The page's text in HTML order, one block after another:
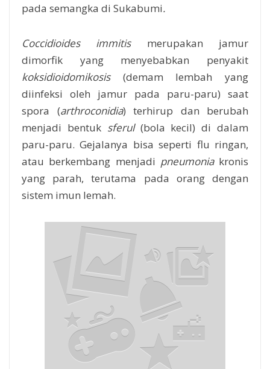
pada semangka di Sukabumi.
Coccidioides immitis merupakan jamur
dimorfik yang menyebabkan penyakit
koksidioidomikosis(demam lembah yang
diinfeksi oleh jamur pada paru-paru) saat
spora (arthroconidia) terhirup dan berubah
menjadi bentuk sferul(bola kecil) di dalam
paru-paru. Gejalanya bisa seperti flu ringan,
atau berkembang menjadi pneumoniakronis
yang parah, terutama pada orang dengan
sistem imun lemah.